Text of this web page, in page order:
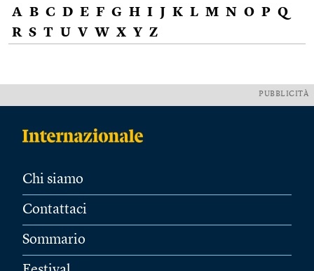
A B C D E F G H I J K L M N O P Q
R S T U V W X Y Z
PUBBLICITÀ
Chi siamo
Contattaci
Sommario